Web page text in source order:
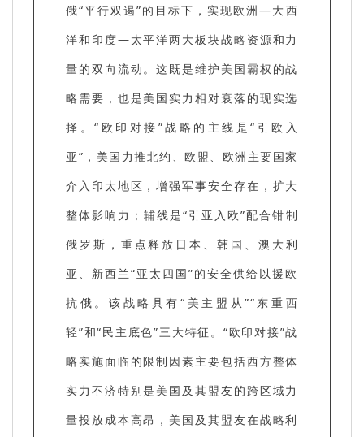
俄“平行双遏”的目标下，实现欧洲—大西
洋和印度—太平洋两大板块战略资源和力
量的双向流动。这既是维护美国霸权的战
略需要，也是美国实力相对衰落的现实选
择。“欧印对接”战略的主线是“引欧入
亚”，美国力推北约、欧盟、欧洲主要国家
介入印太地区，增强军事安全存在，扩大
整体影响力；辅线是“引亚入欧”配合钳制
俄罗斯，重点释放日本、韩国、澳大利
亚、新西兰“亚太四国”的安全供给以援欧
抗俄。该战略具有“美主盟从”“东重西
轻”和“民主底色”三大特征。“欧印对接”战
略实施面临的限制因素主要包括西方整体
实力不济特别是美国及其盟友的跨区域力
量投放成本高昂，美国及其盟友在战略利